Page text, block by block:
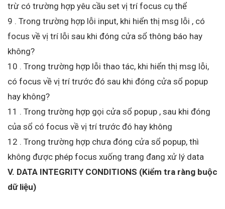
trừ có trường hợp yêu cầu set vị trí focus cụ thể
9 . Trong trường hợp lỗi input, khi hiển thị msg lỗi , có
focus về vị trí lỗi sau khi đóng cửa sổ thông báo hay
không?
10 . Trong trường hợp lỗi thao tác, khi hiển thị msg lỗi,
có focus về vị trí trước đó sau khi đóng cửa sổ popup
hay không?
11 . Trong trường hợp gọi cửa sổ popup , sau khi đóng
của sổ có focus về vị trí trước đó hay không
12 . Trong trường hợp chưa đóng cửa sổ popup, thì
không được phép focus xuống trang đang xử lý data
V. DATA INTEGRITY CONDITIONS (Kiểm tra ràng buộc
dữ liệu)